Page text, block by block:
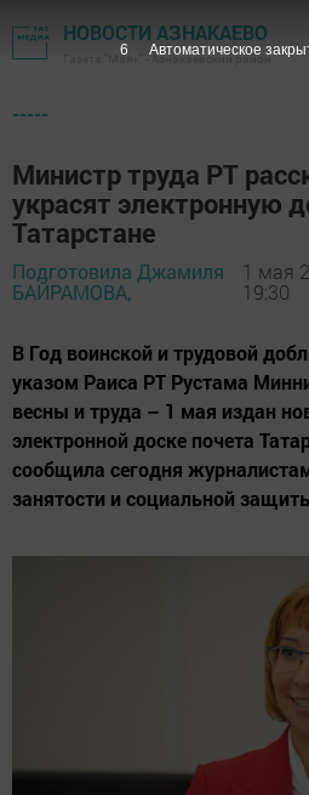
НОВОСТИ АЗНАКАЕВО
Газета "Маяк" - Азнакаевский район
-----
Министр труда РТ
украсят электронную
Татарстане
Подготовила Джамиля
БАЙРАМОВА,
1 мая
19:30
В Год воинской и трудовой
указом Раиса РТ Рустама
весны и труда – 1 мая издан
электронной доске почета
сообщила сегодня
занятости и социальной
4 Автоматическое